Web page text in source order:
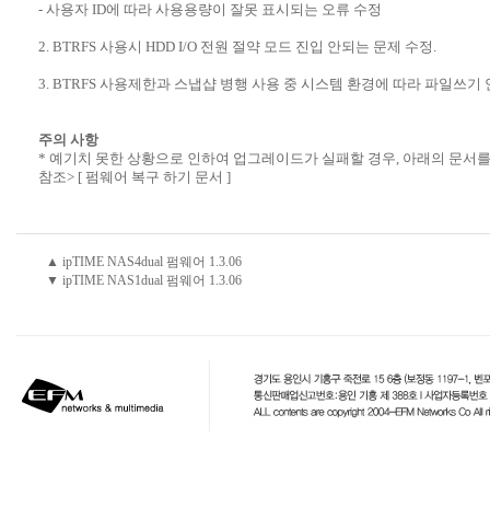
- 사용자 ID에 따라 사용용량이 잘못 표시되는 오류 수정
2. BTRFS 사용시 HDD I/O 전원 절약 모드 진입 안되는 문제 수정.
3. BTRFS 사용제한과 스냅샵 병행 사용 중 시스템 환경에 따라 파일쓰기
주의 사항
* 예기치 못한 상황으로 인하여 업그레이드가 실패할 경우, 아래의 문서
참조> [ 펌웨어 복구 하기 문서 ]
▲ ipTIME NAS4dual 펌웨어 1.3.06
▼ ipTIME NAS1dual 펌웨어 1.3.06